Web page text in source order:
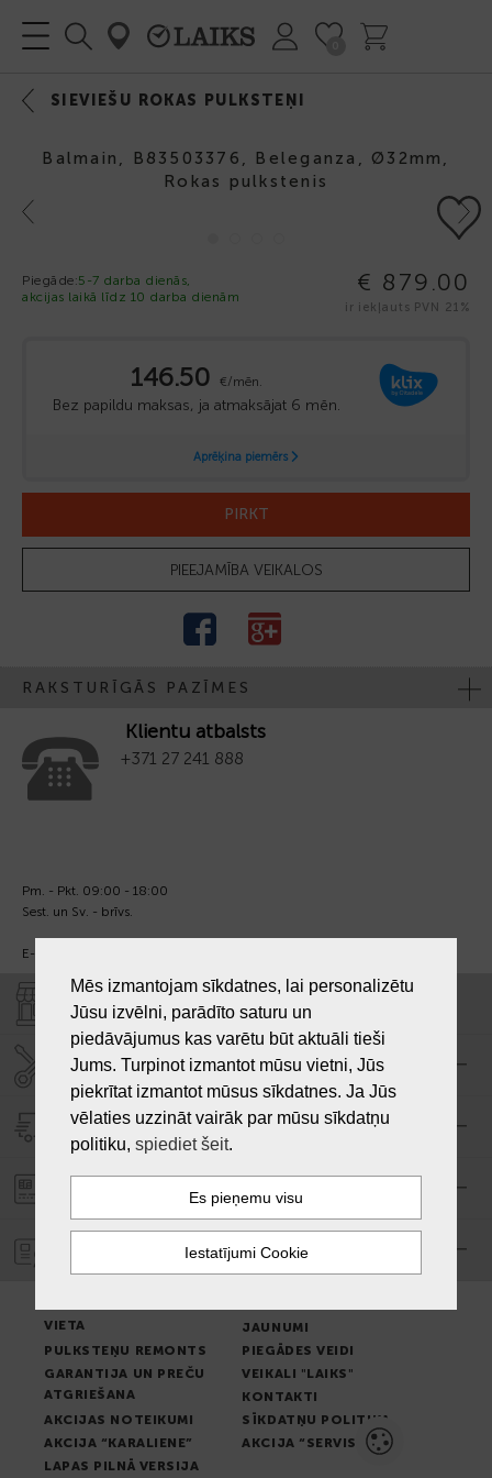
SIEVIEŠU ROKAS PULKSTEŅI
Balmain, B83503376, Beleganza, Ø32mm,
Rokas pulkstenis
Previous Next
Piegāde:5-7 darba dienās,
akcijas laikā līdz 10 darba dienām
€ 879.00
ir iekļauts PVN 21%
PIRKT
PIEEJAMĪBA VEIKALOS
RAKSTURĪGĀS PAZĪMES
Klientu atbalsts
+371 27 241 888
Pm. - Pkt. 09:00 - 18:00
Sest. un Sv. - brīvs.
E-pasts:
VEIKALI "LAIKS"
SERVISA CENTRS "LAIKS"
PIEGĀDE
PASŪTĪJUMA APMAKSA
GARANTIJA
VIETA
JAUNUMI
PULKSTEŅU REMONTS
PIEGĀDES VEIDI
GARANTIJA UN PREČU
ATGRIEŠANA
VEIKALI "LAIKS"
KONTAKTI
AKCIJAS NOTEIKUMI
SĪKDATŅU POLITIKA
AKCIJA “KARALIENE”
AKCIJA “SERVISS”
LAPAS PILNĀ VERSIJA
Mēs izmantojam sīkdatnes, lai personalizētu
Jūsu izvēlni, parādīto saturu un
piedāvājumus kas varētu būt aktuāli tieši
Jums. Turpinot izmantot mūsu vietni, Jūs
piekrītat izmantot mūsus sīkdatnes. Ja Jūs
vēlaties uzzināt vairāk par mūsu sīkdatņu
politiku, spiediet šeit.